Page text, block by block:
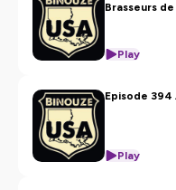
Brasseurs
Play
Episode
Play